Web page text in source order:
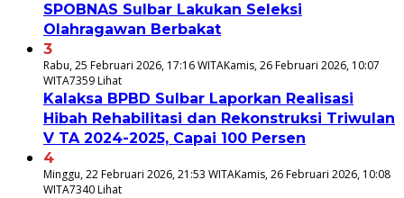
SPOBNAS Sulbar Lakukan Seleksi
Olahragawan Berbakat
3
Rabu, 25 Februari 2026, 17:16 WITAKamis, 26 Februari 2026, 10:07
WITA7359 Lihat
Kalaksa BPBD Sulbar Laporkan Realisasi
Hibah Rehabilitasi dan Rekonstruksi Triwulan
V TA 2024-2025, Capai 100 Persen
4
Minggu, 22 Februari 2026, 21:53 WITAKamis, 26 Februari 2026, 10:08
WITA7340 Lihat